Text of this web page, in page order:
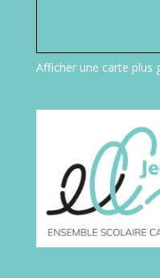
Afficher une carte plus